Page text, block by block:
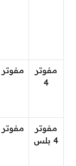
مفوتر
4
مفوتر
مفوتر
4 بلس
مفوتر